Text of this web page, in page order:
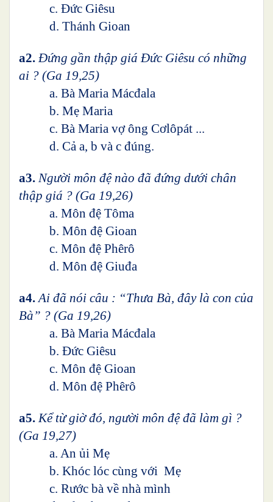
c. Đức Giêsu
d. Thánh Gioan
a2. Đứng gần thập giá Đức Giêsu có những
ai ? (Ga 19,25)
a. Bà Maria Mácđala
b. Mẹ Maria
c. Bà Maria vợ ông Cơlôpát ...
d. Cả a, b và c đúng.
a3. Người môn đệ nào đã đứng dưới chân
thập giá ? (Ga 19,26)
a. Môn đệ Tôma
b. Môn đệ Gioan
c. Môn đệ Phêrô
d. Môn đệ Giuđa
a4. Ai đã nói câu : “Thưa Bà, đây là con của
Bà” ? (Ga 19,26)
a. Bà Maria Mácđala
b. Đức Giêsu
c. Môn đệ Gioan
d. Môn đệ Phêrô
a5. Kể từ giờ đó, người môn đệ đã làm gì ?
(Ga 19,27)
a. An ủi Mẹ
b. Khóc lóc cùng với Mẹ
c. Rước bà về nhà mình